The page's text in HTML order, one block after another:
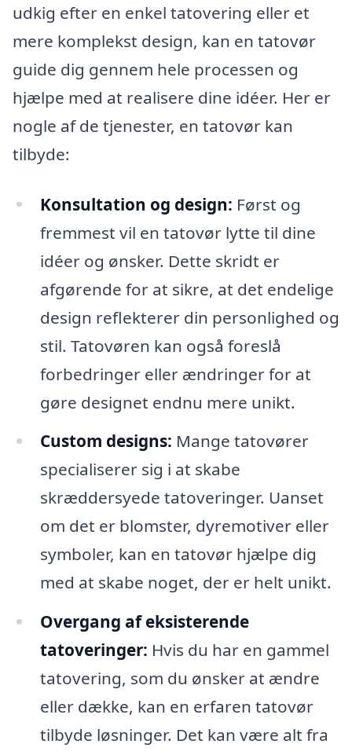
udkig efter en enkel tatovering eller et
mere komplekst design, kan en tatovør
guide dig gennem hele processen og
hjælpe med at realisere dine idéer. Her er
nogle af de tjenester, en tatovør kan
tilbyde:
Konsultation og design: Først og
fremmest vil en tatovør lytte til dine
idéer og ønsker. Dette skridt er
afgørende for at sikre, at det endelige
design reflekterer din personlighed og
stil. Tatovøren kan også foreslå
forbedringer eller ændringer for at
gøre designet endnu mere unikt.
Custom designs: Mange tatovører
specialiserer sig i at skabe
skræddersyede tatoveringer. Uanset
om det er blomster, dyremotiver eller
symboler, kan en tatovør hjælpe dig
med at skabe noget, der er helt unikt.
Overgang af eksisterende
tatoveringer: Hvis du har en gammel
tatovering, som du ønsker at ændre
eller dække, kan en erfaren tatovør
tilbyde løsninger. Det kan være alt fra